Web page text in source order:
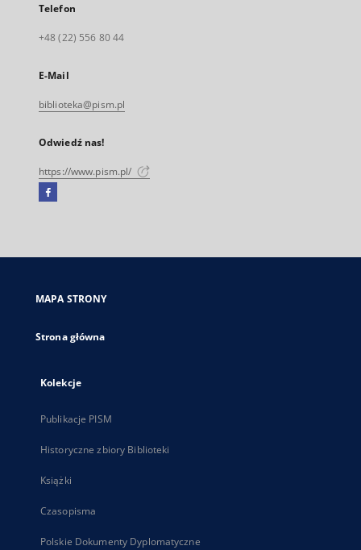
Telefon
+48 (22) 556 80 44
E-Mail
biblioteka@pism.pl
Odwiedź nas!
https://www.pism.pl/
Facebook
się
karcie
MAPA STRONY
Strona główna
Kolekcje
Publikacje PISM
Historyczne zbiory Biblioteki
Książki
Czasopisma
Polskie Dokumenty Dyplomatyczne